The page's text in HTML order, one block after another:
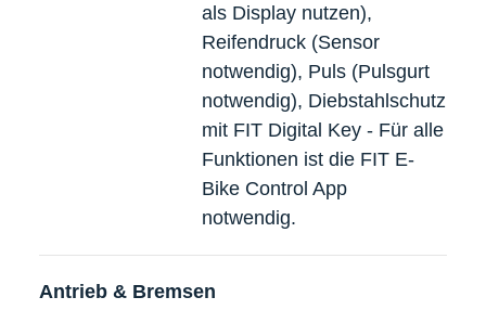
als Display nutzen),
Reifendruck (Sensor
notwendig), Puls (Pulsgurt
notwendig), Diebstahlschutz
mit FIT Digital Key - Für alle
Funktionen ist die FIT E-
Bike Control App
notwendig.
Antrieb & Bremsen